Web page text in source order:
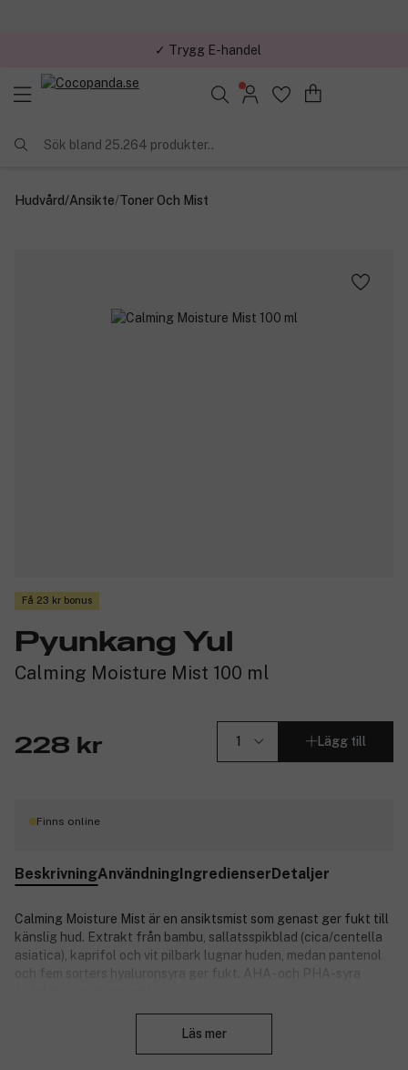
✓ Trygg E-handel
Sök bland 25.264 produkter..
Hudvård/Ansikte/Toner Och Mist
Få 23 kr bonus
Pyunkang Yul
Calming Moisture Mist 100 ml
228 kr Lägg till
Finns online
BeskrivningAnvändningIngredienserDetaljer
Calming Moisture Mist är en ansiktsmist som genast ger fukt till
känslig hud. Extrakt från bambu, sallatsspikblad (cica/centella
asiatica), kaprifol och vit pilbark lugnar huden, medan pantenol
och fem sorters hyaluronsyra ger fukt. AHA- och PHA-syra
Läs mer